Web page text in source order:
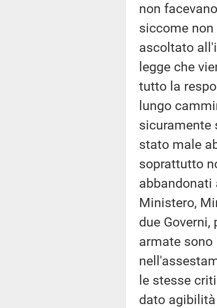
non
siccome
ascoltato
legge che
tutto la
lungo
sicuramente
stato male
soprattutto
abbandonati
Ministero,
due
armate sono
le stesse
dato